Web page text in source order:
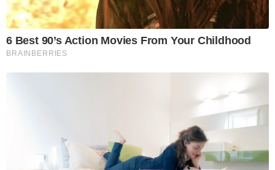
6 Best 90’s Action Movies From Your Childhood
BRAINBERRIES